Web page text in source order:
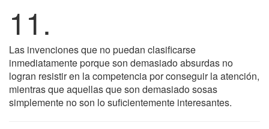
11.
Las invenciones que no puedan clasificarse
inmediatamente porque son demasiado absurdas no
logran resistir en la competencia por conseguir la atención,
mientras que aquellas que son demasiado sosas
simplemente no son lo suficientemente interesantes.